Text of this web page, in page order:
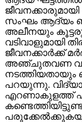
സംഘം ആദ്യം
അലീനയും
വടിവാളുമായി
ജീവനക്കാര്‍ക്ക്
അഞ്ചുതവണ വരെ
നടത്തിയതായും
പറയുന്നു.
എറണാകുളത്ത്